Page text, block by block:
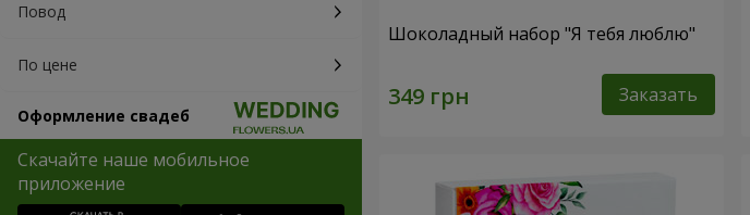
Повод
По цене
Оформление свадеб
Скачайте наше мобильное
приложение
Шоколадный набор "Я тебя люблю"
Заказать